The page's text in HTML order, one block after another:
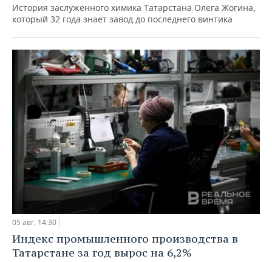
История заслуженного химика Татарстана Олега Жогина,
который 32 года знает завод до последнего винтика
05 авг, 14:30
Индекс промышленного производства в
Татарстане за год вырос на 6,2%